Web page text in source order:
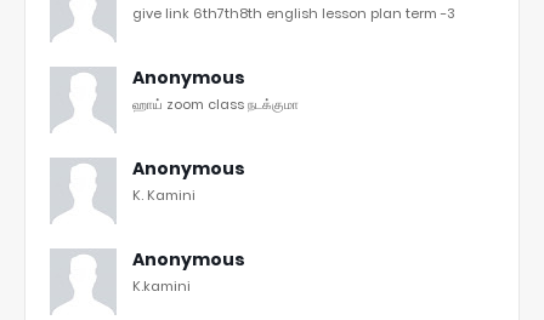
give link 6th7th8th english lesson plan term -3
Anonymous
ஹாய் zoom class நடக்குமா
Anonymous
K. Kamini
Anonymous
K.kamini